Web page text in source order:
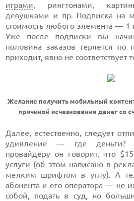
играми, рингтонами,
девушками и пр. Подписка на
стоимость любого элемента — 1
Уже после подписки вы
половина заказов теряется
приходит, явно не соответствует
Желание получить мобильный
причиной исчезновения денег со
Далее, естественно, следует
удивление — где
провайдеру он говорит, что
услуги (об этом написано в
мелким шрифтом в углу). А
абонента и его оператора — не
собой, подать в суд, но